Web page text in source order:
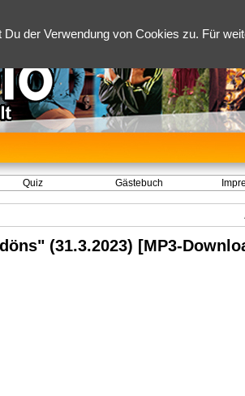
der Verwendung von Cookies zu. Für
Quiz Gästebuch
(31.3.2023) [MP3-